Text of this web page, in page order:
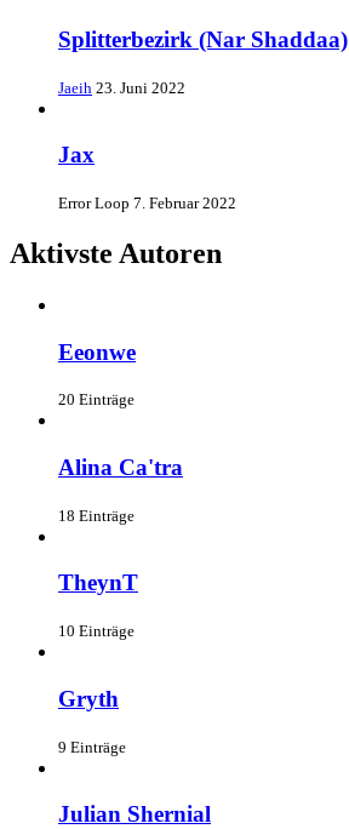
Splitterbezirk (Nar Shaddaa)
Jaeih 23. Juni 2022
Jax
Error Loop 7. Februar 2022
Aktivste Autoren
Eeonwe
20 Einträge
Alina Ca'tra
18 Einträge
TheynT
10 Einträge
Gryth
9 Einträge
Julian Shernial